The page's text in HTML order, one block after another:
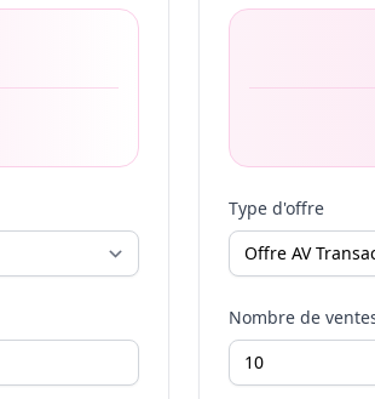
Type d'offre
Nombre de